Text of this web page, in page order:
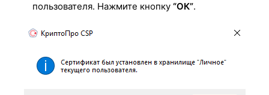
пользователя. Нажмите кнопку “ОК”.